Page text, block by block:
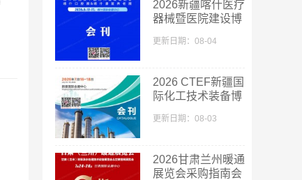
2026新疆喀什医疗
器械暨医院建设博
中医药大健康博览
更新日期：08-04
2026 CTEF新疆国
际化工技术装备博
工展参展商名录
更新日期：08-03
2026甘肃兰州暖通
展览会采购指南会